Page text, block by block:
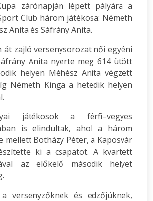
zárónapján lépett pályára a
Club három játékosa: Németh
Anita és Sáfrány Anita.
át zajló versenysorozat női egyéni
Anita nyerte meg 614 ütött
helyen Méhész Anita végzett
Németh Kinga a hetedik helyen
játékosok a férfi–vegyes
is elindultak, ahol a három
mellett Botházy Péter, a Kaposvár
ki a csapatot. A kvartett
az előkelő második helyet
versenyzőknek és edzőjüknek,